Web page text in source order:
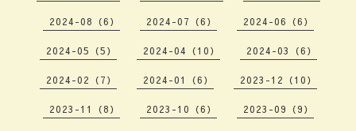
2024-08（6） 2024-07（6） 2024-06（6）
2024-05（5） 2024-04（10） 2024-03（6）
2024-02（7） 2024-01（6） 2023-12（10）
2023-11（8） 2023-10（6） 2023-09（9）